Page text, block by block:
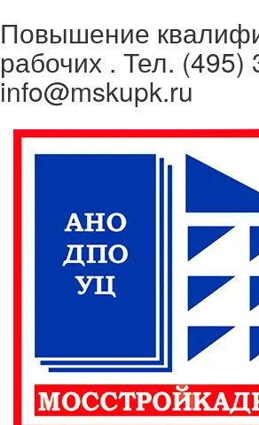
Повышение
рабочих . Тел. (495)
info@mskupk.ru